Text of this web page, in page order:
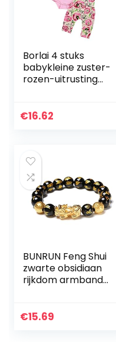
Borlai 4 stuks
babykleine zuster-
rozen-uitrusting
beanie
€16.62
BUNRUN Feng Shui
zwarte obsidiaan
rijkdom armband
mannen die
€15.69